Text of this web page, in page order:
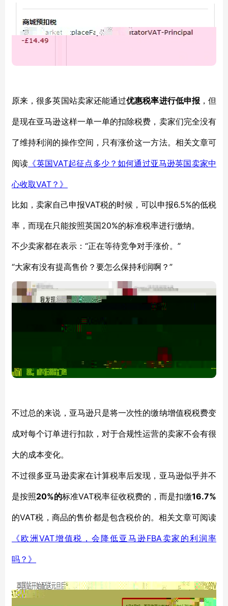
原来，很多英国站卖家还能通过优惠税率进行低申报 ，但
是现在亚马逊这样一单一单的扣除税费，卖家们完全没有
了维持利润的操作空间，只有涨价这一方法。相关文章可
阅读 《英国VAT起征点多少？如何通过亚马逊英国卖家中
心收取VAT？》
比如，卖家自己申报VAT税的时候，可以申报6.5%的低税
率，而现在只能按照英国20%的标准税率进行缴纳。
不少卖家都在表示： “正在等待竞争对手涨价。”
“大家有没有提高售价？要怎么保持利润啊？”
不过总的来说，亚马逊只是将一次性的缴纳增值税税费变
成对每个订单进行扣款，对于合规性运营的卖家不会有很
大的成本变化。
不过很多亚马逊卖家在计算税率后发现，亚马逊似乎并不
是按照20%的标准VAT税率征收税费的，而是扣缴16.7%
的VAT税，商品的售价都是包含税价的。相关文章可阅读
《欧洲 VAT增值税，会降低亚马逊FBA卖家的利润率
吗？》